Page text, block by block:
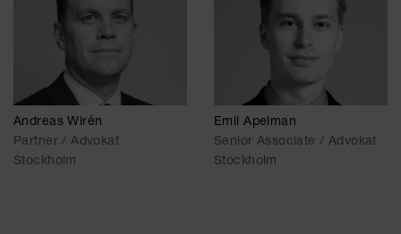
Andreas Wirén
Partner / Advokat
Stockholm
Emil Apelman
Senior Associate / Advokat
Stockholm